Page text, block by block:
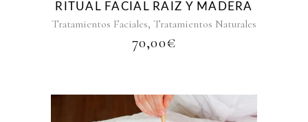
RITUAL FACIAL RAIZ Y MADERA
Tratamientos Faciales, Tratamientos Naturales
70,00€